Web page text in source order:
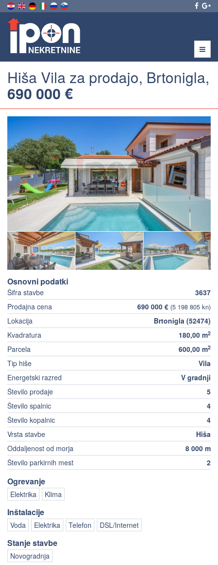
Menu
Hiša Vila za prodajo, Brtonigla,
690 000 €
Osnovni podatki
Šifra stavbe
3637
Prodajna cena
690 000 € (5 198 805 kn)
Lokacija
Brtonigla (52474)
Kvadratura
180,00 m2
Parcela 600,00 m2
Tip hiše
Vila
Energetski razred
V gradnji
Število prodaje
5
Število spalnic
4
Število kopalnic
4
Vrsta stavbe
Hiša
Oddaljenost od morja
8 000 m
Število parkirnih mest
2
Ogrevanje
Elektrika Klima
Inštalacije
Voda Elektrika Telefon DSL/Internet
Stanje stavbe
Novogradnja